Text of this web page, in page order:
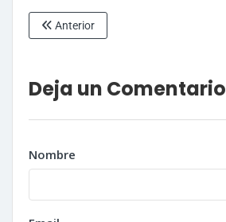
Anterior
Deja un Comentario
Nombre